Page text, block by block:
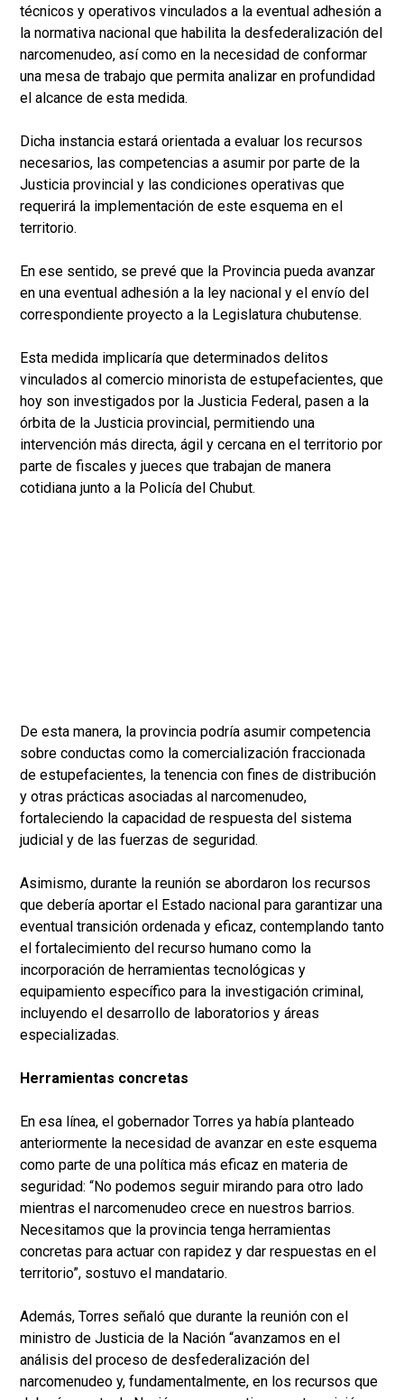
técnicos y operativos vinculados a la eventual adhesión a
la normativa nacional que habilita la desfederalización del
narcomenudeo, así como en la necesidad de conformar
una mesa de trabajo que permita analizar en profundidad
el alcance de esta medida.
Dicha instancia estará orientada a evaluar los recursos
necesarios, las competencias a asumir por parte de la
Justicia provincial y las condiciones operativas que
requerirá la implementación de este esquema en el
territorio.
En ese sentido, se prevé que la Provincia pueda avanzar
en una eventual adhesión a la ley nacional y el envío del
correspondiente proyecto a la Legislatura chubutense.
Esta medida implicaría que determinados delitos
vinculados al comercio minorista de estupefacientes, que
hoy son investigados por la Justicia Federal, pasen a la
órbita de la Justicia provincial, permitiendo una
intervención más directa, ágil y cercana en el territorio por
parte de fiscales y jueces que trabajan de manera
cotidiana junto a la Policía del Chubut.
De esta manera, la provincia podría asumir competencia
sobre conductas como la comercialización fraccionada
de estupefacientes, la tenencia con fines de distribución
y otras prácticas asociadas al narcomenudeo,
fortaleciendo la capacidad de respuesta del sistema
judicial y de las fuerzas de seguridad.
Asimismo, durante la reunión se abordaron los recursos
que debería aportar el Estado nacional para garantizar una
eventual transición ordenada y eficaz, contemplando tanto
el fortalecimiento del recurso humano como la
incorporación de herramientas tecnológicas y
equipamiento específico para la investigación criminal,
incluyendo el desarrollo de laboratorios y áreas
especializadas.
Herramientas concretas
En esa línea, el gobernador Torres ya había planteado
anteriormente la necesidad de avanzar en este esquema
como parte de una política más eficaz en materia de
seguridad: “No podemos seguir mirando para otro lado
mientras el narcomenudeo crece en nuestros barrios.
Necesitamos que la provincia tenga herramientas
concretas para actuar con rapidez y dar respuestas en el
territorio”, sostuvo el mandatario.
Además, Torres señaló que durante la reunión con el
ministro de Justicia de la Nación “avanzamos en el
análisis del proceso de desfederalización del
narcomenudeo y, fundamentalmente, en los recursos que